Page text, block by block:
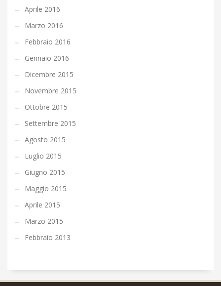
Aprile 2016
Marzo 2016
Febbraio 2016
Gennaio 2016
Dicembre 2015
Novembre 2015
Ottobre 2015
Settembre 2015
Agosto 2015
Luglio 2015
Giugno 2015
Maggio 2015
Aprile 2015
Marzo 2015
Febbraio 2013